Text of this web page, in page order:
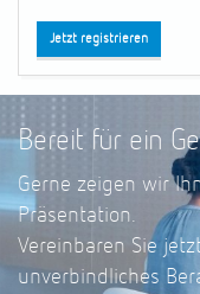
Jetzt registrieren
Bereit für ein
Gerne zeigen wir
Präsentation.
Vereinbaren Sie
unverbindliches